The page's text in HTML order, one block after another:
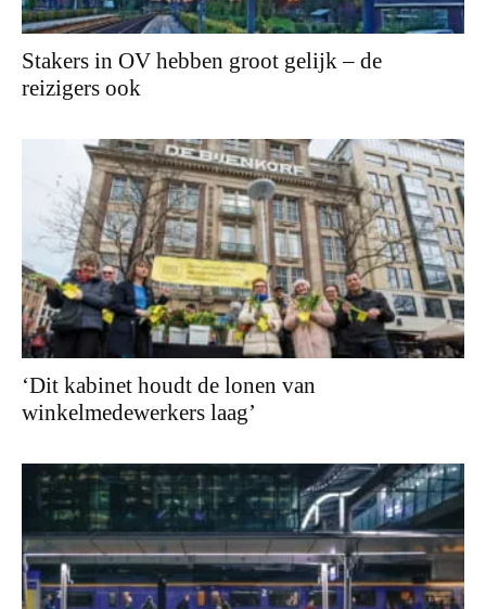
Stakers in OV hebben groot gelijk – de
reizigers ook
‘Dit kabinet houdt de lonen van
winkelmedewerkers laag’